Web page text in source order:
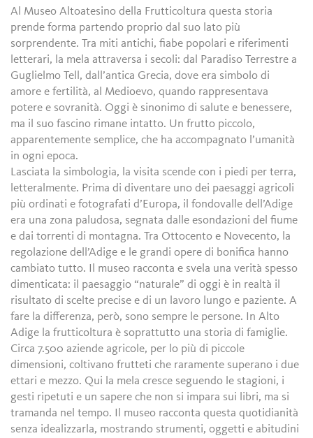
Al Museo Altoatesino della Frutticoltura questa storia
prende forma partendo proprio dal suo lato più
sorprendente. Tra miti antichi, fiabe popolari e riferimenti
letterari, la mela attraversa i secoli: dal Paradiso Terrestre a
Guglielmo Tell, dall’antica Grecia, dove era simbolo di
amore e fertilità, al Medioevo, quando rappresentava
potere e sovranità. Oggi è sinonimo di salute e benessere,
ma il suo fascino rimane intatto. Un frutto piccolo,
apparentemente semplice, che ha accompagnato l’umanità
in ogni epoca.
Lasciata la simbologia, la visita scende con i piedi per terra,
letteralmente. Prima di diventare uno dei paesaggi agricoli
più ordinati e fotografati d’Europa, il fondovalle dell’Adige
era una zona paludosa, segnata dalle esondazioni del fiume
e dai torrenti di montagna. Tra Ottocento e Novecento, la
regolazione dell’Adige e le grandi opere di bonifica hanno
cambiato tutto. Il museo racconta e svela una verità spesso
dimenticata: il paesaggio “naturale” di oggi è in realtà il
risultato di scelte precise e di un lavoro lungo e paziente. A
fare la differenza, però, sono sempre le persone. In Alto
Adige la frutticoltura è soprattutto una storia di famiglie.
Circa 7.500 aziende agricole, per lo più di piccole
dimensioni, coltivano frutteti che raramente superano i due
ettari e mezzo. Qui la mela cresce seguendo le stagioni, i
gesti ripetuti e un sapere che non si impara sui libri, ma si
tramanda nel tempo. Il museo racconta questa quotidianità
senza idealizzarla, mostrando strumenti, oggetti e abitudini